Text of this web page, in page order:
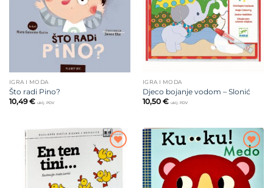
IGRA I MODA
Što radi Pino?
10,49€ uklj. PDV
IGRA I MODA
Djeco bojanje vodom – Slonić
10,50 € uklj. PDV
Dodajte
na listu
želja
Dodajte
na listu
želja